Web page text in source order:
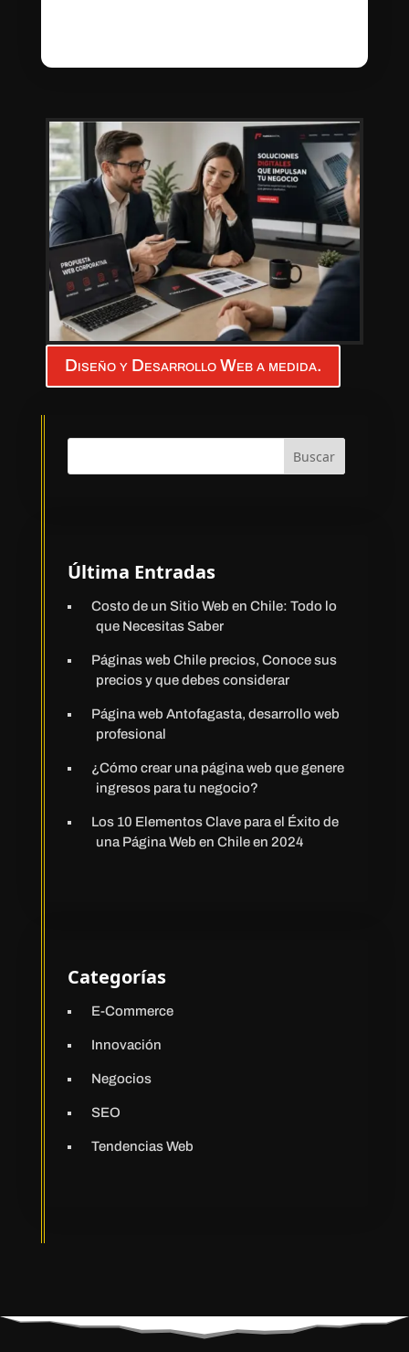
Diseño y Desarrollo Web a medida.
Buscar
Última Entradas
Costo de un Sitio Web en Chile: Todo lo
que Necesitas Saber
Páginas web Chile precios, Conoce sus
precios y que debes considerar
Página web Antofagasta, desarrollo web
profesional
¿Cómo crear una página web que genere
ingresos para tu negocio?
Los 10 Elementos Clave para el Éxito de
una Página Web en Chile en 2024
Categorías
E-Commerce
Innovación
Negocios
SEO
Tendencias Web